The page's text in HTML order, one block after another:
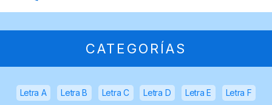
CATEGORÍAS
Letra A Letra B Letra C Letra D Letra E Letra F